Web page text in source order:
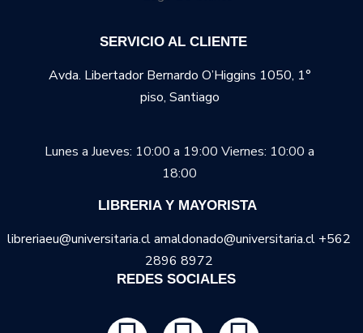
SERVICIO AL CLIENTE
Avda. Libertador Bernardo O’Higgins 1050, 1°
piso, Santiago
Lunes a Jueves: 10:00 a 19:00 Viernes: 10:00 a
18:00
LIBRERIA Y MAYORISTA
libreriaeu@universitaria.cl amaldonado@universitaria.cl +562
2896 8972
REDES SOCIALES